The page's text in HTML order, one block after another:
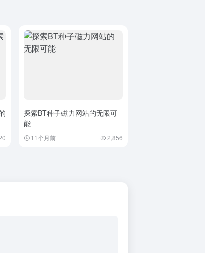
探索BT种子磁力网站的无限可
能
11个月前 2,856